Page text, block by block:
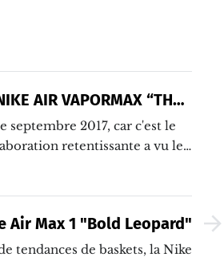
AIR VAPORMAX “THE
septembre 2017, car c'est le
retentissante a vu le
Air VaporMax, tirée de
Air Max 1 "Bold Leopard"
tendances de baskets, la Nike